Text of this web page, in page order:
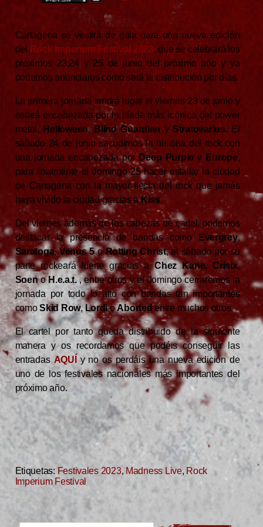
Cartagena se vestirá de gala para una nueva edición
del
Rock Imperium Festival 2023, que se celebrará los
próximos 23,24 y 25 de junio del próximo año y ya
podemos anunciaros como será la distribución por días.
La primera jornada tendrá lugar el viernes 23 de junio y
estará encabezada por la tríada más icónica del power
metal, Helloween, Blind Guardian y Stratovarius. El
sábado 24 de junio sacudimos la historia del rock con
una jornada encabezada por Deep Purple y Europe,
para finalmente el domingo 25 hacer estallar la ciudad
de Cartagena con la mayor fiesta del rock que jamás
haya vivido la ciudad gracias aKiss.
Del viernes además de los cabezas de cartel, podemos
destacar la presencia de bandas como
Evergrey,
Saratoga,Venus 5oRotting Christ, el sábado por su
parte rockeará fuerte gracias aChez Kane,Crisix,
SoenoH.e.a.t., entre otros y el domingo cerraremos la
jornada por todo lo alto con bandas tan importantes
comoSkid Row,LordioAbortedentre muchos otros.
El cartel por tanto queda distribuido de la siguiente
manera y os recordamos que podéis conseguir las
entradas AQUÍ
y no os perdáis una nueva edición de
uno de los festivales nacionales más importantes del
próximo año.
Etiquetas: Festivales 2023, Madness Live, Rock
Imperium Festival